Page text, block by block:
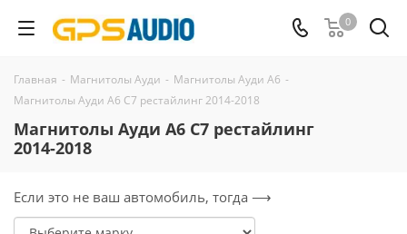
0
Главная - Магнитолы Ауди - Магнитолы Ауди А6 -
Магнитолы Ауди A6 C7 рестайлинг 2014-2018
Магнитолы Ауди A6 C7 рестайлинг
2014-2018
Если это не ваш автомобиль, тогда ⟶